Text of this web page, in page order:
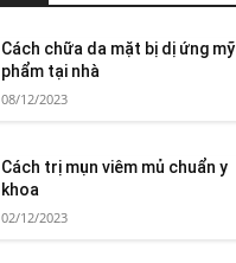
Cách chữa da mặt bị dị ứng mỹ
phẩm tại nhà
08/12/2023
Cách trị mụn viêm mủ chuẩn y
khoa
02/12/2023